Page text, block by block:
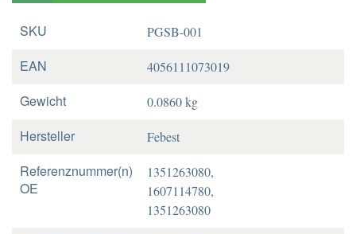
SKU PGSB-001
EAN 4056111073019
Gewicht 0.0860 kg
Hersteller Febest
Referenznummer(n)
OE
1351263080,
1607114780,
1351263080